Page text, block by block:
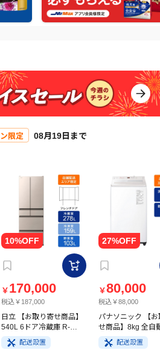
限定 08月19日まで
￥ 170,000
税込￥187,000
日立 【お取り寄せ商品】
540L 6ドア冷蔵庫 R-
HW54V(N) ライトゴール
ド
配送設置
￥80,000
税込￥88,000
パナソニック 【お
せ商品】8kg 全自
洗濯機 NA-
イト
配送設置